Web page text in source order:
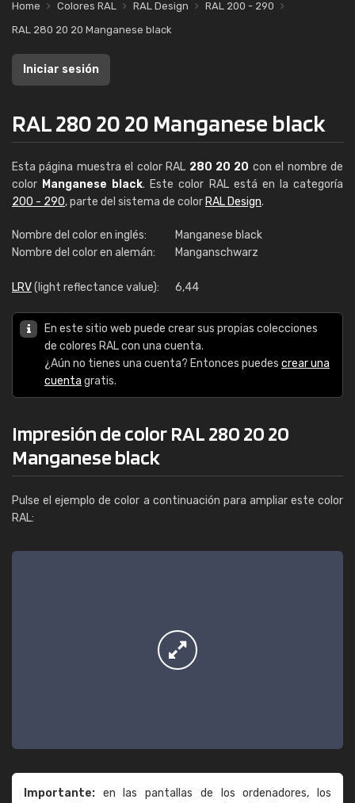
Home Colores RAL RAL Design
RAL 200 - 290
RAL 280 20 20 Manganese black
Iniciar sesión
RAL 280 20 20 Manganese black
Esta página muestra el color RAL 280 20 20 con el nombre de
color Manganese black. Este color RAL está en la categoría
200 - 290, parte del sistema de color RAL Design.
Nombre del color en inglés:
Manganese black
Nombre del color en alemán:
Manganschwarz
LRV(light reflectance value): 6,44
En este sitio web puede crear sus propias colecciones
de colores RAL con una cuenta.
¿Aún no tienes una cuenta? Entonces puedes crear una
cuenta gratis.
Impresión de color RAL 280 20 20
Manganese black
Pulse el ejemplo de color a continuación para ampliar este color
RAL:
Importante: en las pantallas de los ordenadores, los